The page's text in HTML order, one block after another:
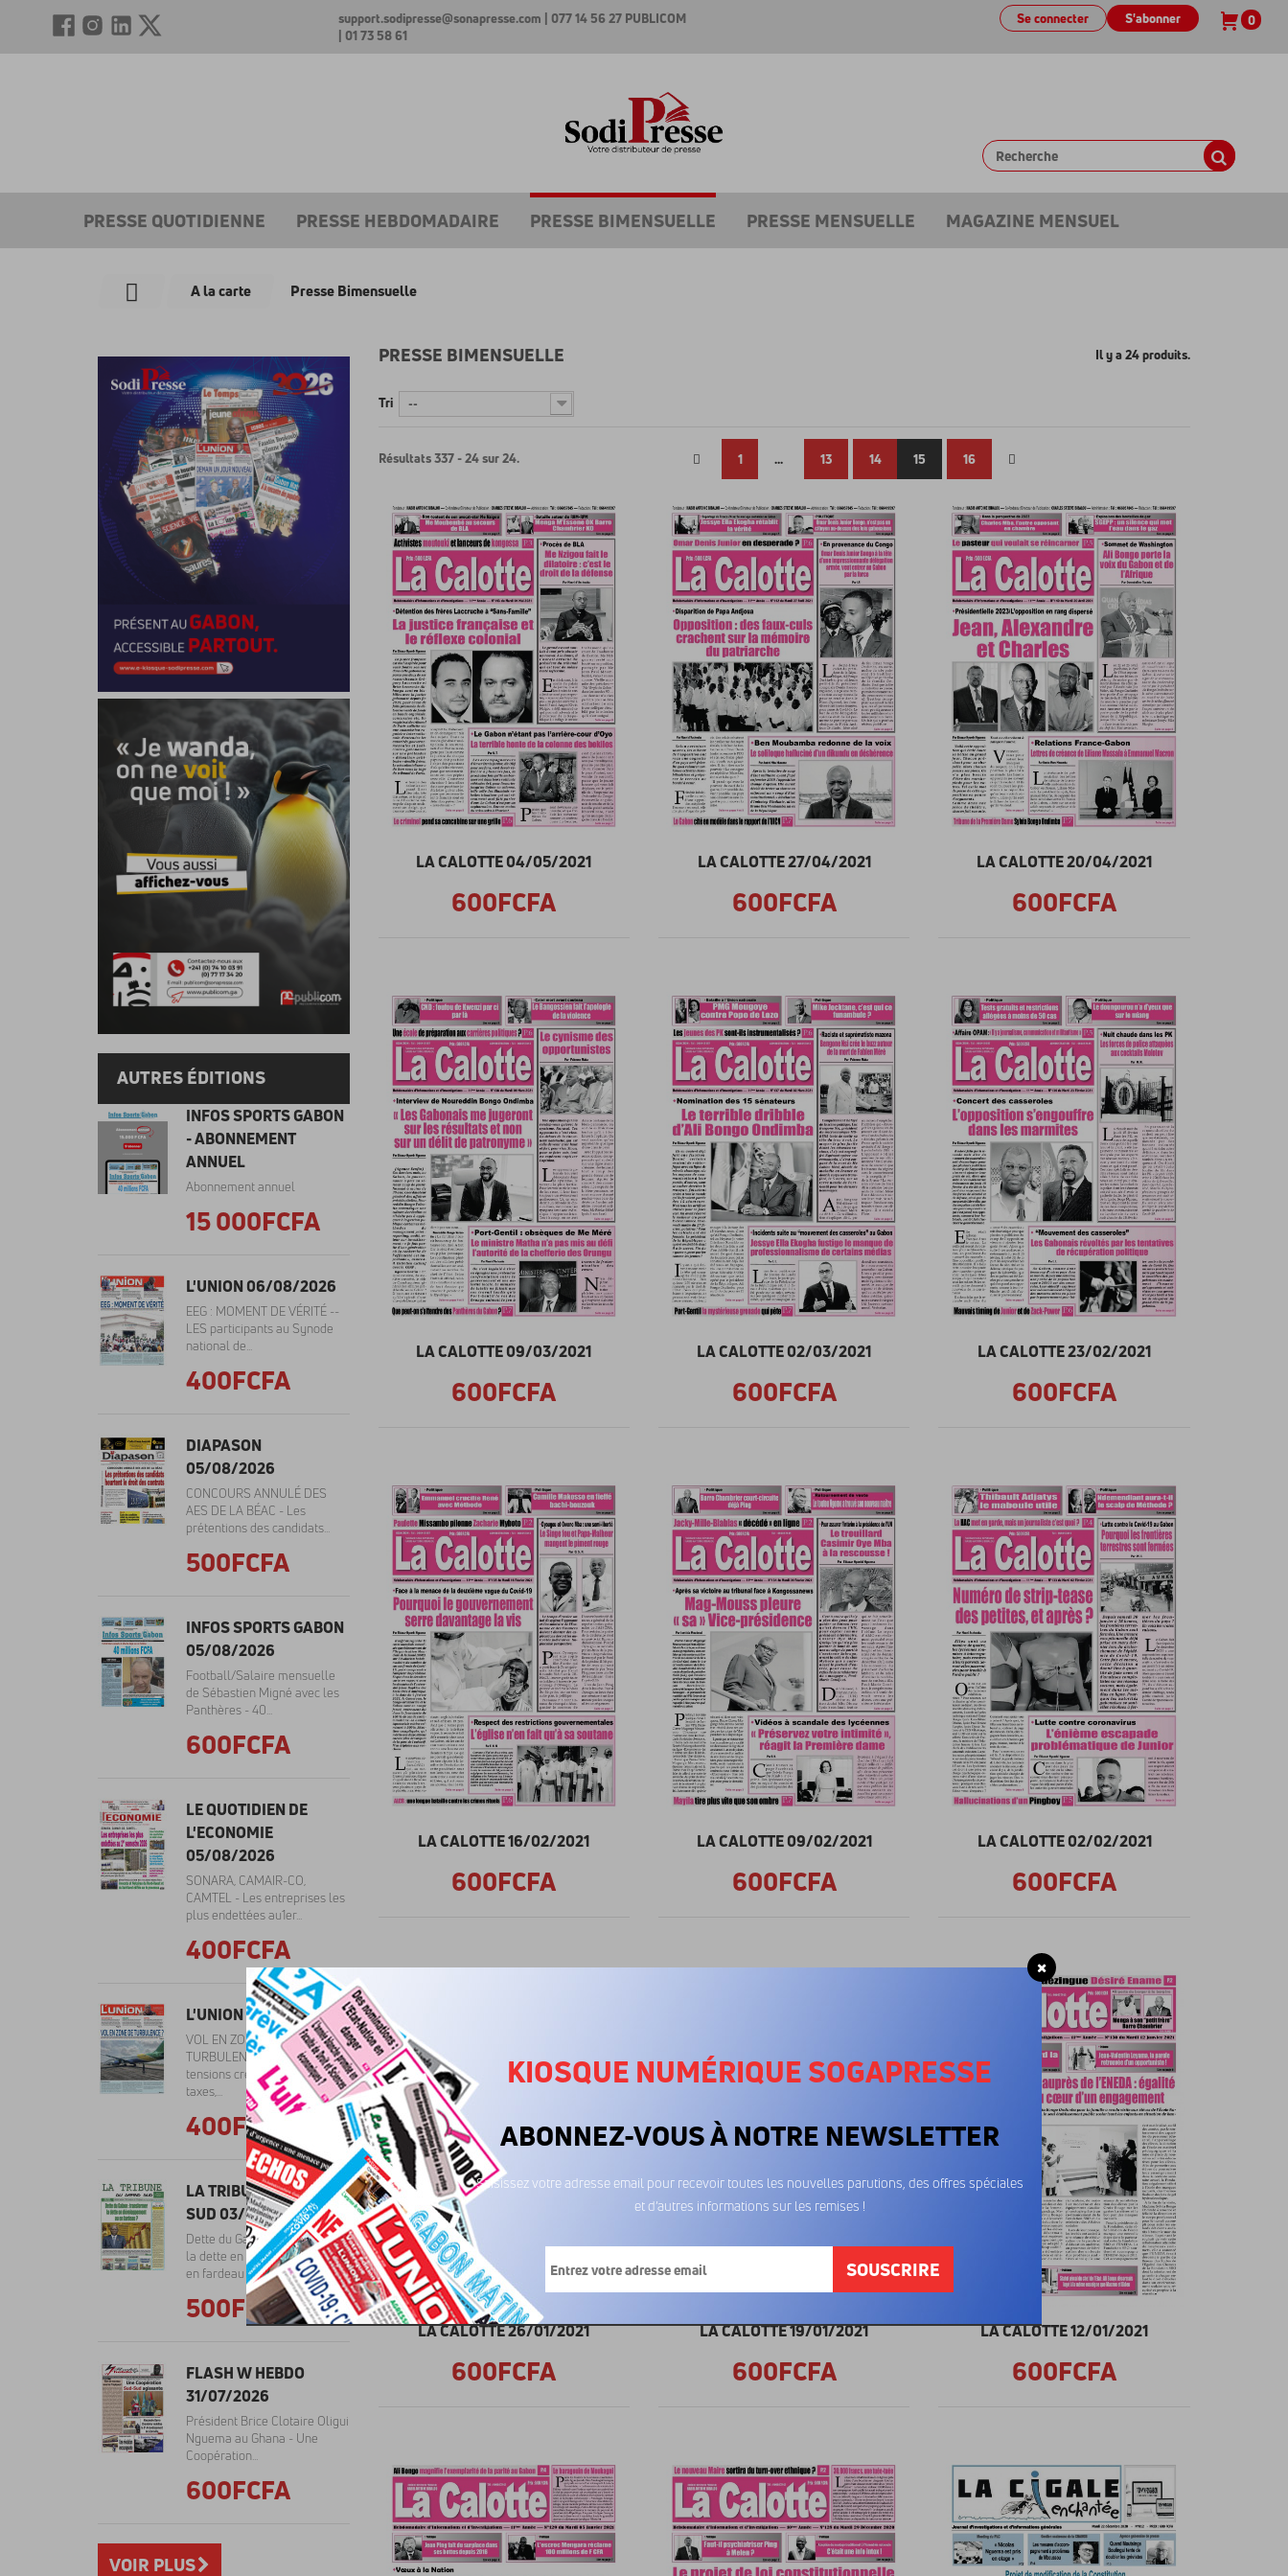
support.sodipresse@sonapresse.com | 077 14 56 27
| 01 73 58 61
PUBLICOM S'abonner
Se connecter 0
PRESSE QUOTIDIENNE PRESSE HEBDOMADAIRE PRESSE BIMENSUELLE PRESSE MENSUELLE MAGAZINE MENSUEL
A la carte Presse Bimensuelle
PRESSE BIMENSUELLE Il y a 24 produits.
Tri --
1 ... 13 14 15 16
Résultats 337 - 24 sur 24.
LA CALOTTE 04/05/2021
600FCFA
LA CALOTTE 27/04/2021
600FCFA
LA CALOTTE 20/04/2021
600FCFA
LA CALOTTE 09/03/2021
600FCFA
LA CALOTTE 02/03/2021
600FCFA
LA CALOTTE 23/02/2021
600FCFA
LA CALOTTE 16/02/2021
600FCFA
LA CALOTTE 09/02/2021
600FCFA
LA CALOTTE 02/02/2021
600FCFA
LA CALOTTE 26/01/2021
600FCFA
LA CALOTTE 19/01/2021
600FCFA
LA CALOTTE 12/01/2021
600FCFA
AUTRES ÉDITIONS
INFOS SPORTS GABON
- ABONNEMENT
ANNUEL
Abonnement annuel
15 000FCFA
L'UNION 06/08/2026
EEG : MOMENT DE VÉRITÉ --
LES participants au Synode
national de...
400FCFA
DIAPASON
05/08/2026
CONCOURS ANNULÉ DES
AES DE LA BÉAC - Les
prétentions des candidats...
500FCFA
INFOS SPORTS GABON
05/08/2026
Football/Salaire mensuelle
de Sébastien Migné avec les
Panthères - 40...
600FCFA
LE QUOTIDIEN DE
L'ECONOMIE
05/08/2026
SONARA, CAMAIR-CO,
CAMTEL - Les entreprises les
plus endettées au1er...
400FCFA
L'UNION 05/08/2026
VOL EN ZONE DE
TURBULENCE ? -- Les
tensions créées par diverses
taxes,...
400FCFA
LA TRIBUNE DU GRAND
SUD 03/08/2026
Dette du Gabon: transformer
la dette en dévelopement ou
en fardeau ? --...
500FCFA
FLASH W HEBDO
31/07/2026
Président Brice Clotaire Oligui
Nguema au Ghana - Une
Coopération...
600FCFA
VOIR PLUS
KIOSQUE NUMÉRIQUE SOGAPRESSE
ABONNEZ-VOUS À NOTRE NEWSLETTER
Saisissez votre adresse email pour recevoir toutes les nouvelles parutions, des offres spéciales
et d’autres informations sur les remises !
SOUSCRIRE